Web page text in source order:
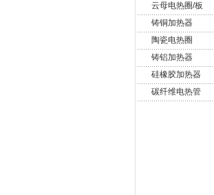
云母电热圈/板
铸铜加热器
陶瓷电热圈
铸铝加热器
硅橡胶加热器
碳纤维电热管